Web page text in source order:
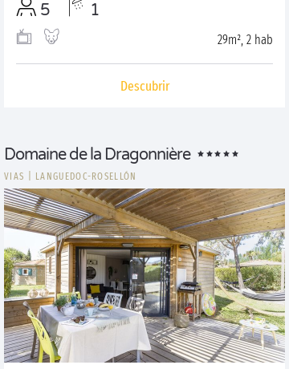
5 1
29m², 2 hab
Descubrir
Domaine de la Dragonnière
VIAS LANGUEDOC-ROSELLÓN